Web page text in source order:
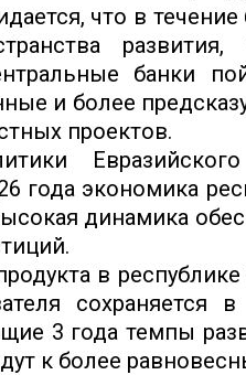
что в
банки
и более
проектов.
года экономика
динамика
в республике
сохраняется
3 года темпы
к более